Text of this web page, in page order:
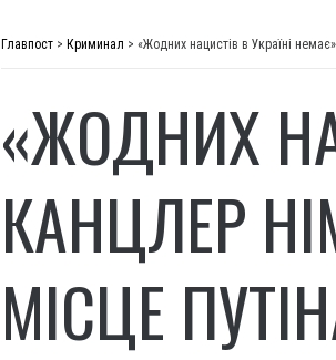
Главпост > Криминал > «Жодних нацистів в Україні
«ЖОДНИХ
КАНЦЛЕР
МІСЦЕ